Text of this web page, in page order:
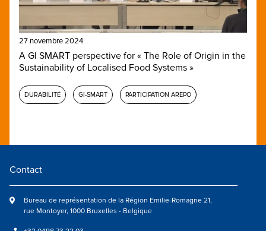
27 novembre 2024
A GI SMART perspective for « The Role of Origin in the
Sustainability of Localised Food Systems »
DURABILITÉ GI-SMART PARTICIPATION AREPO
Contact
Bureau de représentation de la Région Emilie-Romagne 21,
rue Montoyer, 1000 Bruxelles - Belgique